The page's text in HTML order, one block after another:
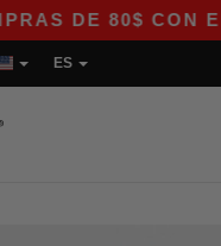
80$ CON EL
ES